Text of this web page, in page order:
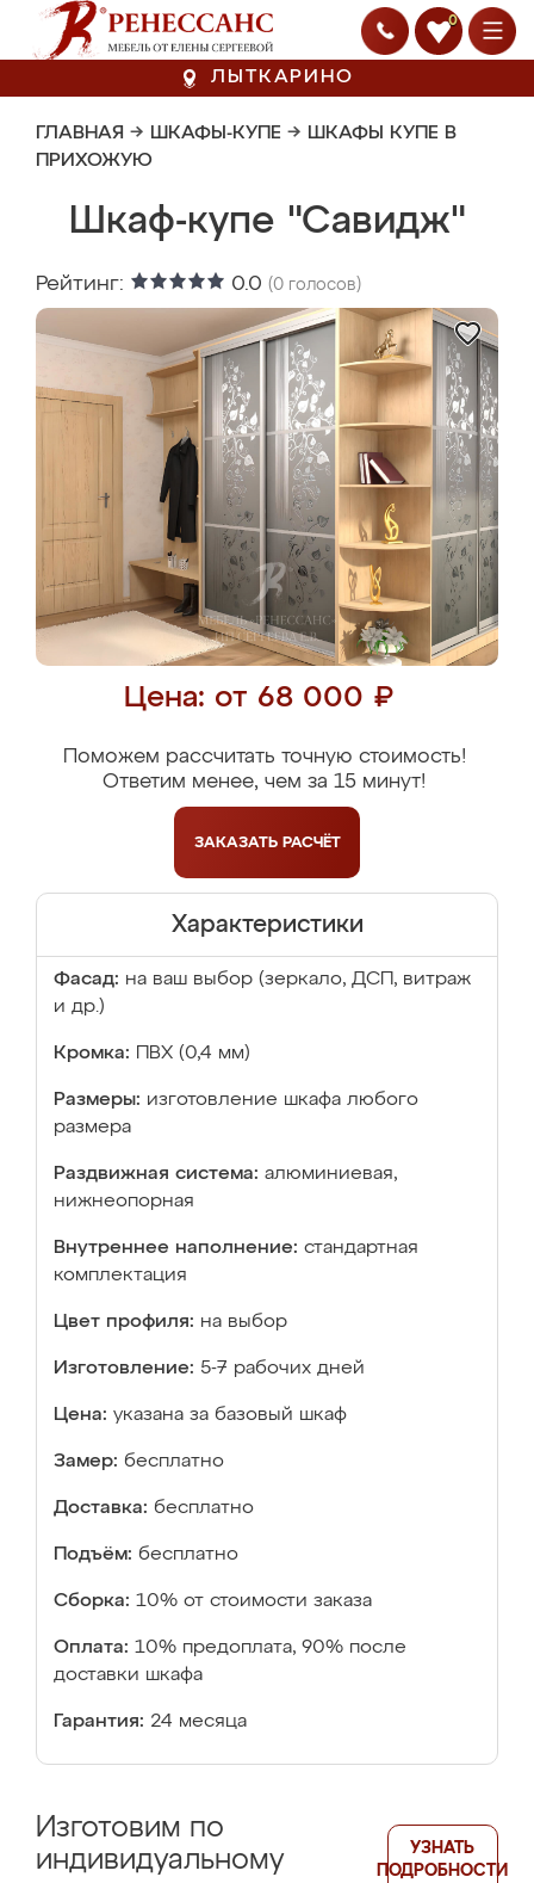
0
ЛЫТКАРИНО
ГЛАВНАЯ → ШКАФЫ-КУПЕ → ШКАФЫ КУПЕ В
ПРИХОЖУЮ
Шкаф-купе "Савидж"
Рейтинг: 0.0 (0 голосов)
Цена: от 68 000 ₽
Поможем рассчитать точную стоимость!
Ответим менее, чем за 15 минут!
ЗАКАЗАТЬ РАСЧЁТ
Характеристики
Фасад: на ваш выбор (зеркало, ДСП, витраж
и др.)
Кромка: ПВХ (0,4 мм)
Размеры: изготовление шкафа любого
размера
Раздвижная система: алюминиевая,
нижнеопорная
Внутреннее наполнение: стандартная
комплектация
Цвет профиля: на выбор
Изготовление: 5-7 рабочих дней
Цена: указана за базовый шкаф
Замер: бесплатно
Доставка: бесплатно
Подъём: бесплатно
Сборка: 10% от стоимости заказа
Оплата: 10% предоплата, 90% после
доставки шкафа
Гарантия: 24 месяца
Изготовим по
индивидуальному
УЗНАТЬ
ПОДРОБНОСТИ